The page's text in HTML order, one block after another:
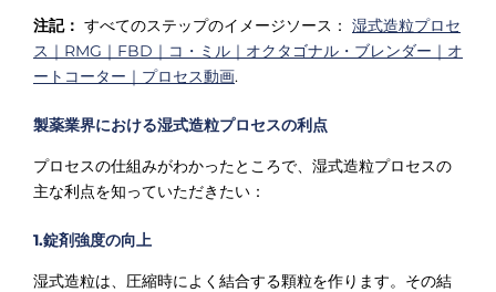
注記： すべてのステップのイメージソース： 湿式造粒プロセ
ス｜RMG｜FBD｜コ・ミル｜オクタゴナル・ブレンダー｜オ
ートコーター｜プロセス動画.
製薬業界における湿式造粒プロセスの利点
プロセスの仕組みがわかったところで、湿式造粒プロセスの
主な利点を知っていただきたい：
1.錠剤強度の向上
湿式造粒は、圧縮時によく結合する顆粒を作ります。その結